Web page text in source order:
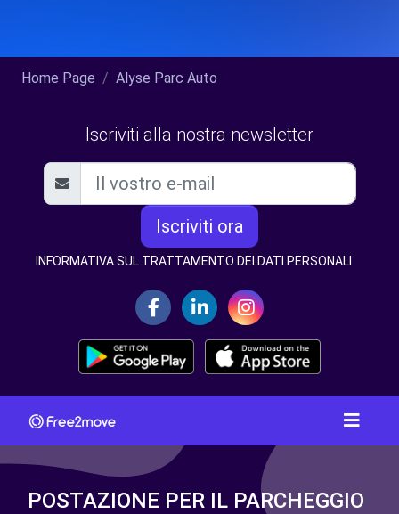
Home Page Alyse Parc Auto
Iscriviti alla nostra newsletter
Iscriviti ora
INFORMATIVA SUL TRATTAMENTO DEI DATI PERSONALI
POSTAZIONE PER IL PARCHEGGIO